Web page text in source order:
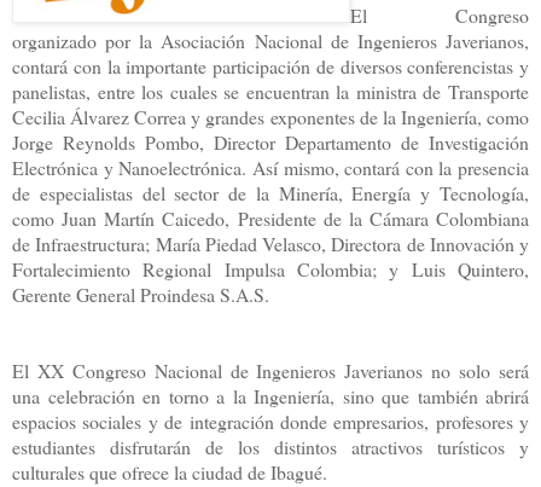
El Congreso
organizado por la Asociación Nacional de Ingenieros Javerianos,
contará con la importante participación de diversos conferencistas y
panelistas, entre los cuales se encuentran la ministra de Transporte
Cecilia Álvarez Correa y grandes exponentes de la Ingeniería, como
Jorge Reynolds Pombo, Director Departamento de Investigación
Electrónica y Nanoelectrónica. Así mismo, contará con la presencia
de especialistas del sector de la Minería, Energía y Tecnología,
como Juan Martín Caicedo, Presidente de la Cámara Colombiana
de Infraestructura; María Piedad Velasco, Directora de Innovación y
Fortalecimiento Regional Impulsa Colombia; y Luis Quintero,
Gerente General Proindesa S.A.S.
El XX Congreso Nacional de Ingenieros Javerianos no solo será
una celebración en torno a la Ingeniería, sino que también abrirá
espacios sociales y de integración donde empresarios, profesores y
estudiantes disfrutarán de los distintos atractivos turísticos y
culturales que ofrece la ciudad de Ibagué.